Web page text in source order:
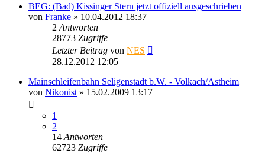
BEG: (Bad) Kissinger Stern jetzt offiziell ausgeschrieben
von Franke » 10.04.2012 18:37
2 Antworten
28773 Zugriffe
Letzter Beitrag von NES
28.12.2012 12:05
Mainschleifenbahn Seligenstadt b.W. - Volkach/Astheim
von Nikonist » 15.02.2009 13:17
1
2
14 Antworten
62723 Zugriffe